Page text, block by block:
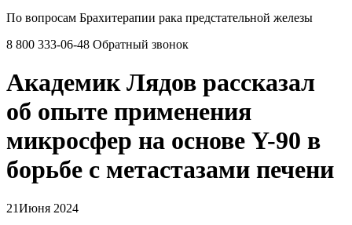
По вопросам Брахитерапии рака предстательной железы
8 800 333-06-48 Обратный звонок
Академик Лядов рассказал
об опыте применения
микросфер на основе Y-90 в
борьбе с метастазами печени
21Июня 2024